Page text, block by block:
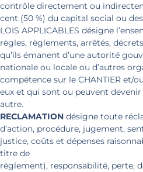
contrôle directement ou
cent (50 %) du capital social ou
LOIS APPLICABLES désigne
règles, règlements, arrêtés,
qu’ils émanent d’une autorité
nationale ou locale ou d’autres
compétence sur le CHANTIER et/
eux et qui sont ou peuvent
autre.
RECLAMATION désigne toute
d’action, procédure, jugement,
justice, coûts et dépenses
titre de
règlement), responsabilité, perte,